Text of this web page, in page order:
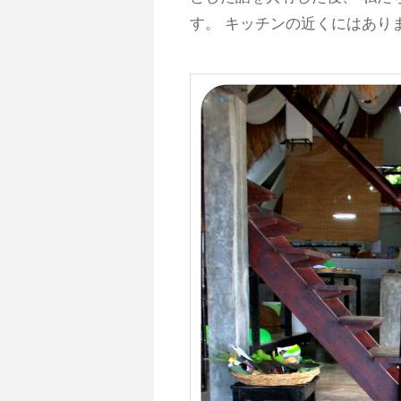
す。 キッチンの近くにはあり